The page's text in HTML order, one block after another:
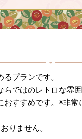
プランです。
ではのレトロな雰
すすめです。※非常
りません。